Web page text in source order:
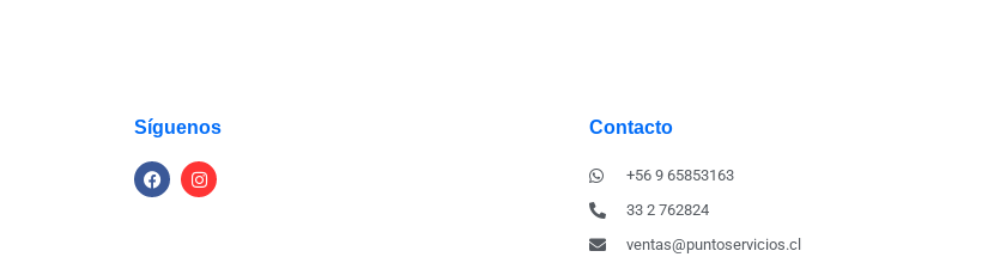
Síguenos Contacto
+56 9 65853163
33 2 762824
ventas@puntoservicios.cl